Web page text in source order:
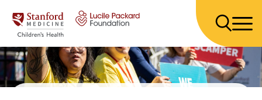
Перейти к содержанию